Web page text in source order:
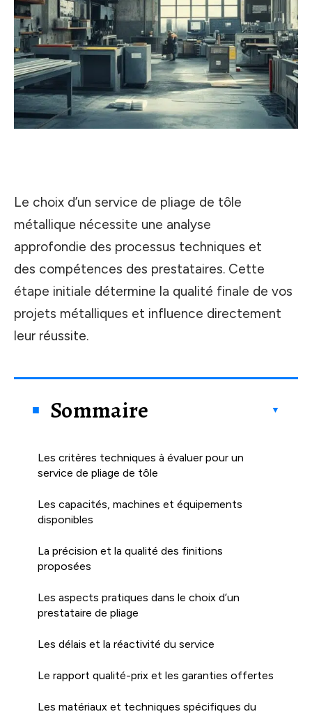
Le choix d’un service de pliage de tôle
métallique nécessite une analyse
approfondie des processus techniques et
des compétences des prestataires. Cette
étape initiale détermine la qualité finale de vos
projets métalliques et influence directement
leur réussite.
Sommaire
Les critères techniques à évaluer pour un
service de pliage de tôle
Les capacités, machines et équipements
disponibles
La précision et la qualité des finitions
proposées
Les aspects pratiques dans le choix d’un
prestataire de pliage
Les délais et la réactivité du service
Le rapport qualité-prix et les garanties offertes
Les matériaux et techniques spécifiques du